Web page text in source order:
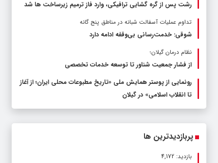
رشت پس از گره گشایی ترافیکی، وارد فاز ترمیم زیرساخت ها شد
تداوم عملیات آسفالت‌ شبانه در مناطق پنج گانه
شوقی: خدمت‌رسانی بی‌وقفه ادامه دارد
نظام درمان گیلان؛
از فشار جمعیت شناور تا توسعه خدمات تخصصی
رونمایی از پوستر همایش ملی «تاریخ مطبوعات محلی ایران؛ از آغاز
تا انقلاب اسلامی» در گیلان
پربازدیدترین ها
بازدید: 4,172